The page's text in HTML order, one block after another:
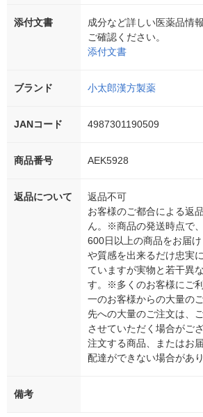
添付文書
成分など詳しい医薬品情
ご確認ください。
添付文書
ブランド 小太郎漢方製薬
JANコード 4987301190509
商品番号 AEK5928
返品について
返品不可
お客様のご都合による返
ん。※商品の発送時点で
600日以上の商品をお届
や質感を出来るだけ忠実
ていますが実物と若干異
す。※多くのお客様にご
一のお客様からの大量の
先への大量のご注文は、
させていただく場合がご
注文する商品、またはお
配達ができない場合があり
備考